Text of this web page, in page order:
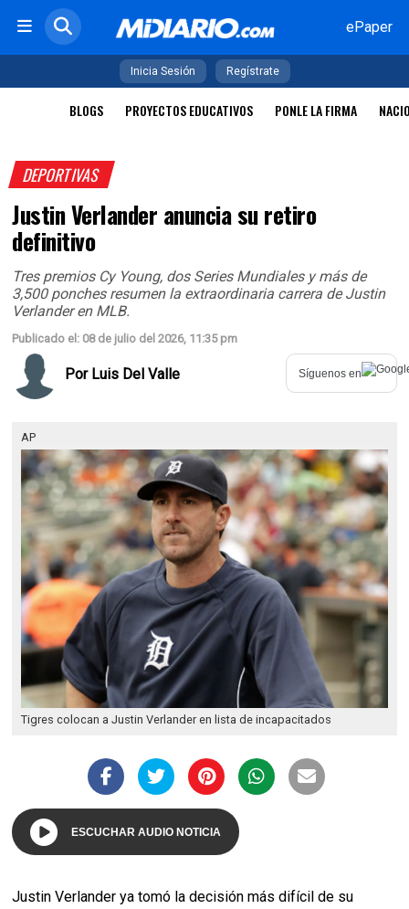
ePaper
Inicia Sesión Regístrate
BLOGS PROYECTOS EDUCATIVOS PONLE LA FIRMA
DEPORTIVAS
Justin Verlander anuncia su retiro
definitivo
Tres premios Cy Young, dos Series Mundiales y más de
3,500 ponches resumen la extraordinaria carrera de Justin
Verlander en MLB.
Publicado el: 08 de julio del 2026, 11:35 pm
Por Luis Del Valle Síguenos en
AP
Tigres colocan a Justin Verlander en lista de incapacitados
ESCUCHAR AUDIO NOTICIA
Justin Verlander ya tomó la decisión más difícil de su